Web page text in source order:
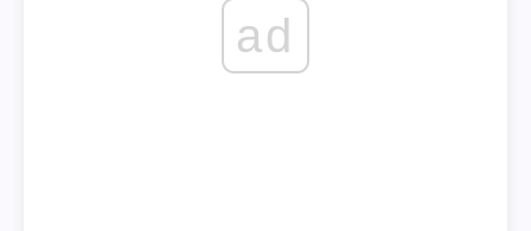
ad